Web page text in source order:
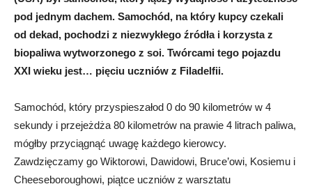
pod jednym dachem. Samochód, na który kupcy czekali
od dekad, pochodzi z niezwykłego źródła i korzysta z
biopaliwa wytworzonego z soi. Twórcami tego pojazdu
XXI wieku jest… pięciu uczniów z Filadelfii.
Samochód, który przyspieszałod 0 do 90 kilometrów w 4
sekundy i przejeżdża 80 kilometrów na prawie 4 litrach paliwa,
mógłby przyciągnąć uwagę każdego kierowcy.
Zawdzięczamy go Wiktorowi, Dawidowi, Bruce’owi, Kosiemu i
Cheeseboroughowi, piątce uczniów z warsztatu